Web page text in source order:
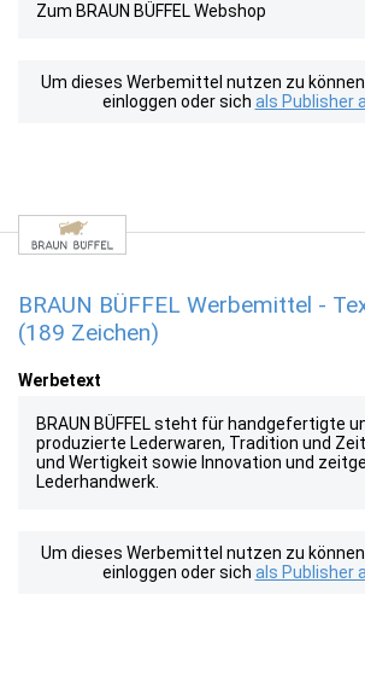
Zum BRAUN BÜFFEL Webshop
Um dieses Werbemittel nutzen zu
einloggen oder sich als Publisher
BRAUN BÜFFEL Werbemittel -
(189 Zeichen)
Werbetext
BRAUN BÜFFEL steht für handgefertigte
produzierte Lederwaren, Tradition und
und Wertigkeit sowie Innovation und
Lederhandwerk.
Um dieses Werbemittel nutzen zu
einloggen oder sich als Publisher